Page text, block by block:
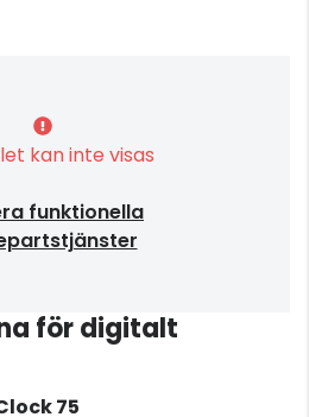
kan inte visas
funktionella
för digitalt
75